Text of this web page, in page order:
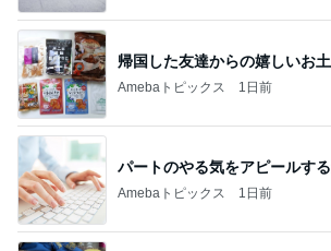
帰国した友達からの嬉しいお
Amebaトピックス 1日前
パートのやる気をアピールす
Amebaトピックス 1日前